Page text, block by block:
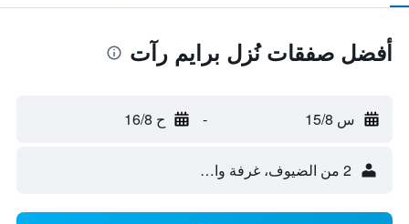
أفضل صفقات نُزل برايم رآت
س 15/8 - ح 16/8
2 من الضيوف، غرفة واحدة